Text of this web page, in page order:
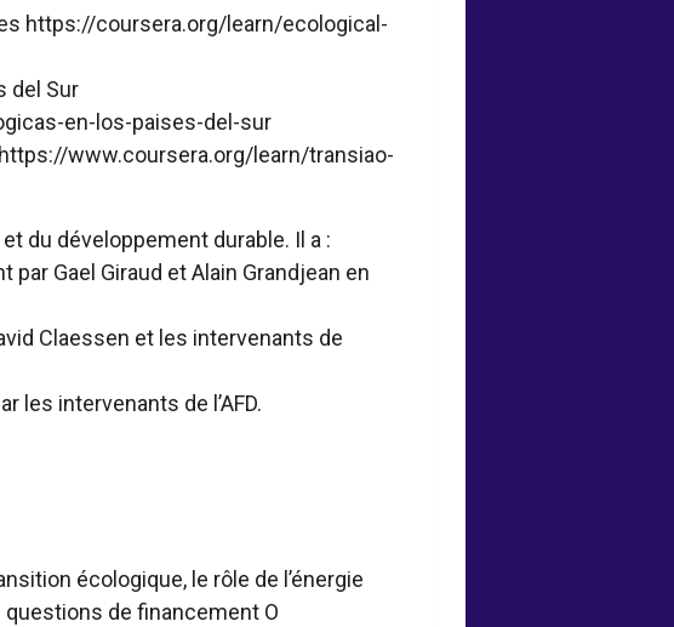
https://coursera.org/learn/ecological-
del Sur
en-los-paises-del-sur
www.coursera.org/learn/transiao-
du développement durable. Il a :
Gael Giraud et Alain Grandjean en
Claessen et les intervenants de
les intervenants de l’AFD.
écologique, le rôle de l’énergie
de financement O